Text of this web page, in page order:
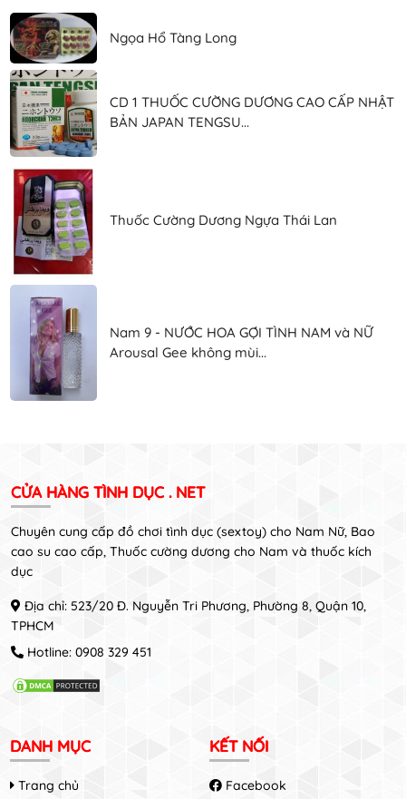
Ngọa Hổ Tàng Long
CD 1 THUỐC CƯỜNG DƯƠNG CAO CẤP NHẬT
BẢN JAPAN TENGSU...
Thuốc Cường Dương Ngựa Thái Lan
Nam 9 - NƯỚC HOA GỢI TÌNH NAM và NỮ
Arousal Gee không mùi...
CỬA HÀNG TÌNH DỤC . NET
Chuyên cung cấp đồ chơi tình dục (sextoy) cho Nam Nữ, Bao
cao su cao cấp, Thuốc cường dương cho Nam và thuốc kích
dục
Địa chỉ: 523/20 Đ. Nguyễn Tri Phương, Phường 8, Quận 10,
TPHCM
Hotline: 0908 329 451
DANH MỤC
Trang chủ
KẾT NỐI
Facebook